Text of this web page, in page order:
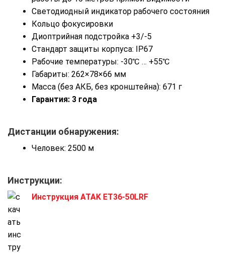
Светодиодный индикатор рабочего состояния
Кольцо фокусировки
Диоптрийная подстройка +3/-5
Стандарт защиты корпуса: IP67
Рабочие температуры: -30℃ … +55℃
Габариты: 262×78×66 мм
Масса (без АКБ, без кронштейна): 671 г
Гарантия: 3 года
Дистанции обнаружения:
Человек: 2500 м
Инструкции:
Инструкция ATAK ET36-50LRF